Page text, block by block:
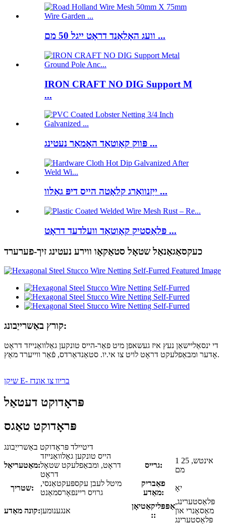
וועג האָלאַנד דראָט ייגל 50 מם ...
IRON CRAFT NO DIG Support M
...
פּווק קאָוטאַד האָמאַר נעטינג ...
ייַזנוואַרג קלאָטה הייס דיפּ גאַלוו ...
פּלאַסטיק קאָוטאַד וועלדעד דראָט ...
כעקסאַגאַנאַל שטאָל סטאַקאָו ווירע נעטינג זיך-פערערד
קורץ באַשרייַבונג:
די ינסאַליישאַן נעץ איז געשאפן מיט פאַר-הייס טונקען גאַלוואַנייזד דראָט
אָדער ומבאַפלעקט דראָט לויט צו אי.יו. סטאַנדאַרדס, פֿאַר ווייערד מאַץ.
שיקן E- בריוו צו אונדז
פּראָדוקט דעטאַל
פּראָדוקט טאַגס
דיטיילד פּראָדוקט באַשרייַבונג
מאַטעריאַל:
הייס טונקען גאַלוואַנייזד
דראָט, ומבאַפלעקט שטאָל
דראָט
גרייס:
1 אינטש, 25
מם
שטריך:
מיטל לעבן עקספּעקטאַנסי,
גרויס ריינפאָרסמאַנט
פאַבריק
מאַדע:
יאָ
קונה מאַדע:אנגענומען
אַפּפּליקאַטיאָן
::
פּלאַסטערינג,
מאַסאָנרי און
פּלאַסטערינג